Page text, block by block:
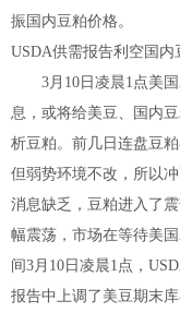
振国内豆粕价格。
USDA供需报告利空国内
3月10日凌晨1点美国
息，或将给美豆、国内
析豆粕。前几日连盘豆
但弱势环境不改，所以
消息缺乏，豆粕进入了
幅震荡，市场在等待美
间3月10日凌晨1点，
报告中上调了美豆期末